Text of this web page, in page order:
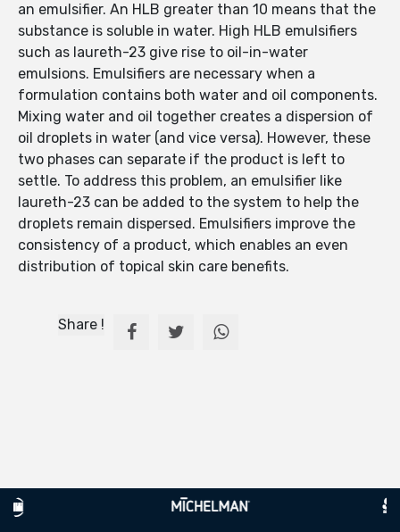
an emulsifier. An HLB greater than 10 means that the
substance is soluble in water. High HLB emulsifiers
such as laureth-23 give rise to oil-in-water
emulsions. Emulsifiers are necessary when a
formulation contains both water and oil components.
Mixing water and oil together creates a dispersion of
oil droplets in water (and vice versa). However, these
two phases can separate if the product is left to
settle. To address this problem, an emulsifier like
laureth-23 can be added to the system to help the
droplets remain dispersed. Emulsifiers improve the
consistency of a product, which enables an even
distribution of topical skin care benefits.
Share !